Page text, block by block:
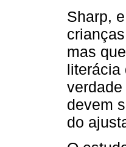
Sharp,
mas
literácia
devem
do